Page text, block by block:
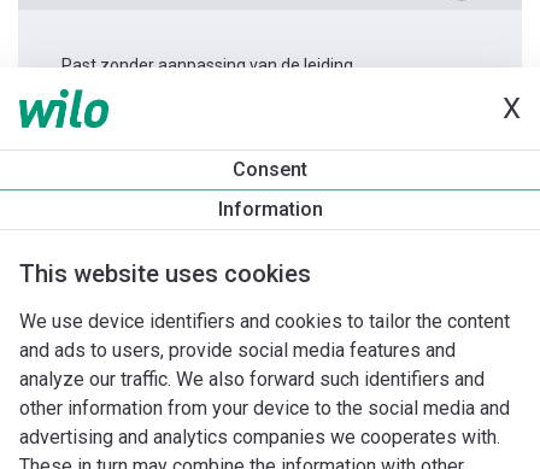
X
Consent
Information
This website uses cookies
We use device identifiers and cookies to tailor the content
and ads to users, provide social media features and
analyze our traffic. We also forward such identifiers and
other information from your device to the social media and
advertising and analytics companies we cooperates with.
Past zonder aanpassing van de leiding.
Productinformatie
Stratos PICO 30/0,5-8 -180